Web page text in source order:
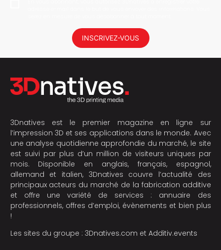
INSCRIVEZ-VOUS
3Dnatives est le premier magazine en ligne sur
l’impression 3D et ses applications dans le monde. Avec
une analyse quotidienne approfondie du marché, le site
est suivi par plus d’un million de visiteurs uniques par
mois. Disponible en anglais, français, espagnol,
allemand et italien, 3Dnatives couvre l’actualité des
principaux acteurs du marché de la fabrication additive
et offre une variété de services : annuaire des
professionnels, offres d’emploi, évènements et bien plus
!
Les sites du groupe : 3Dnatives.com et Additiv.events